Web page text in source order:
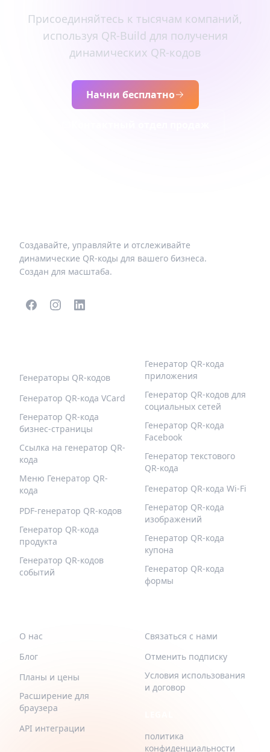
Присоединяйтесь к тысячам компаний,
используя QR-Build для получения
динамических QR-кодов
Начни бесплатно
Создавайте, управляйте и отслеживайте
динамические QR-коды для вашего бизнеса.
Создан для масштаба.
Генераторы QR-кодов
Генератор QR-кода VCard
Генератор QR-кода
бизнес-страницы
Ссылка на генератор QR-
кода
Меню Генератор QR-
кода
PDF-генератор QR-кодов
Генератор QR-кода
продукта
Генератор QR-кодов
событий
Генератор QR-кода
приложения
Генератор QR-кодов для
социальных сетей
Генератор QR-кода
Facebook
Генератор текстового
QR-кода
Генератор QR-кода Wi-Fi
Генератор QR-кода
изображений
Генератор QR-кода
купона
Генератор QR-кода
формы
О нас
Блог
Планы и цены
Расширение для
браузера
API интеграции
Связаться с нами
Отменить подписку
Условия использования
и договор
политика
конфиденциальности